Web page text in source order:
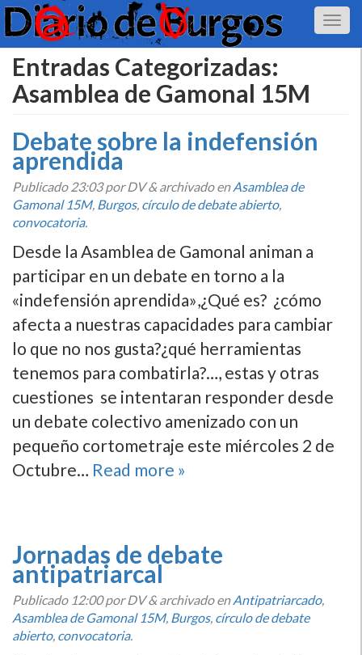
Entradas Categorizadas:
Asamblea de Gamonal 15M
Debate sobre la indefensión
aprendida
Publicado23:03por DV&archivado enAsamblea de
Gamonal 15M, Burgos, cí­rculo de debate abierto,
convocatoria.
Desde la Asamblea de Gamonal animan a
participar en un debate en torno a la
«indefensión aprendida»,¿Qué es? ¿cómo
afecta a nuestras capacidades para cambiar
lo que no nos gusta?¿qué herramientas
tenemos para combatirla?…, estas y otras
cuestiones se intentaran responder desde
un debate colectivo amenizado con un
pequeño cortometraje este miércoles 2 de
Octubre… Read more »
Jornadas de debate
antipatriarcal
Publicado 12:00por DV&archivado enAntipatriarcado,
Asamblea de Gamonal 15M, Burgos, cí­rculo de debate
abierto, convocatoria.